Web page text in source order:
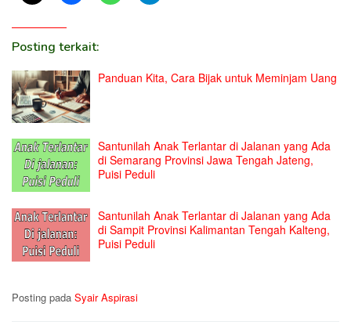
Posting terkait:
Panduan Kita, Cara Bijak untuk Meminjam Uang
Santunilah Anak Terlantar di Jalanan yang Ada
di Semarang Provinsi Jawa Tengah Jateng,
Puisi Peduli
Santunilah Anak Terlantar di Jalanan yang Ada
di Sampit Provinsi Kalimantan Tengah Kalteng,
Puisi Peduli
Posting pada Syair Aspirasi